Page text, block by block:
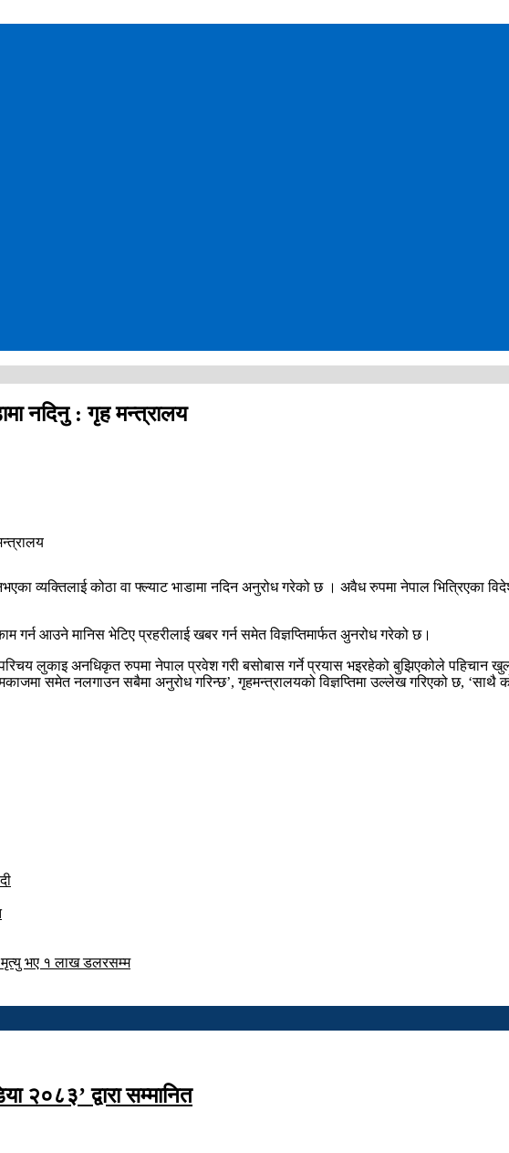
नदिनु : गृह मन्त्रालय
व्यक्तिलाई कोठा वा फ्ल्याट भाडामा नदिन अनुरोध गरेको छ । अवैध रुपमा नेपाल भित्रिएका
आउने मानिस भेटिए प्रहरीलाई खबर गर्न समेत विज्ञप्तिमार्फत अुनरोध गरेको छ।
लुकाइ अनधिकृत रुपमा नेपाल प्रवेश गरी बसोबास गर्ने प्रयास भइरहेको बुझिएकोले पहिचान
समेत नलगाउन सबैमा अनुरोध गरिन्छ’, गृहमन्त्रालयको विज्ञप्तिमा उल्लेख गरिएको छ,
मृत्यु भए १ लाख डलरसम्म
२०८३’ द्वारा सम्मानित